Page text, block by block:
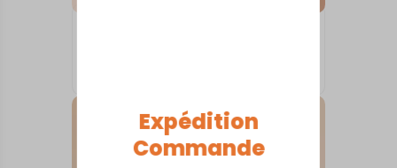
Expédition
Commande